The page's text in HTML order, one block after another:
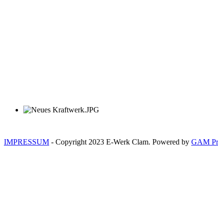
IMPRESSUM - Copyright 2023 E-Werk Clam. Powered by GAM